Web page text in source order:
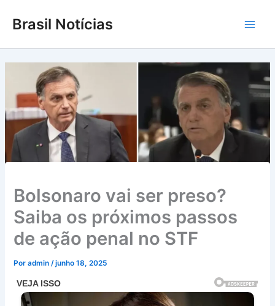
para
conteúdo
Brasil Notícias
Bolsonaro vai ser preso?
Saiba os próximos passos
de ação penal no STF
Poradmin/junho 18, 2025